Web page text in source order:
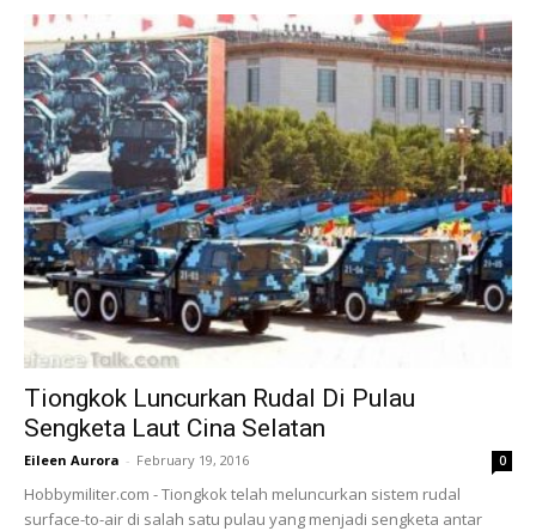
Tiongkok Luncurkan Rudal Di Pulau
Sengketa Laut Cina Selatan
Eileen Aurora - February 19, 2016 0
Hobbymiliter.com - Tiongkok telah meluncurkan sistem rudal
surface-to-air di salah satu pulau yang menjadi sengketa antar